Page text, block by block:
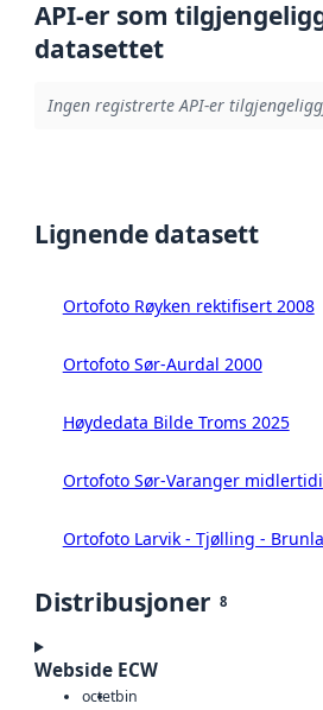
API-er som
datasettet
Ingen registrerte API-er
Lignende datasett
Ortofoto Røyken rektifisert 2008
Ortofoto Sør-Aurdal 2000
Høydedata Bilde Troms 2025
Ortofoto Sør-Varanger
Ortofoto Larvik - Tjølling -
Distribusjoner 8
Webside ECW
octetbin